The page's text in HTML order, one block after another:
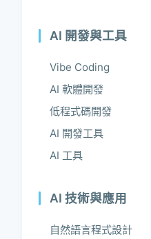
AI 開發與工具
Vibe Coding
AI 軟體開發
低程式碼開發
AI 開發工具
AI 工具
AI 技術與應用
自然語言程式設計